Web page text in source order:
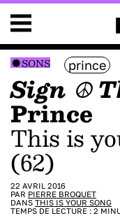
SONS prince
Sign ☮
Prince
This is your song
(62)
22 AVRIL 2016
PAR PIERRE BROQUET
DANS THIS IS YOUR SONG
TEMPS DE LECTURE : 2